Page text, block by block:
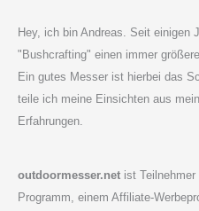
Hey, ich bin Andreas. Seit einigen
"Bushcrafting" einen immer
Ein gutes Messer ist hierbei das
teile ich meine Einsichten aus
Erfahrungen.
outdoormesser.netist Teilnehmer
Programm, einem Affiliate-